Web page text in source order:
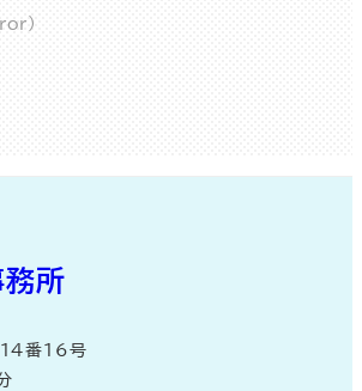
れ
所
14番16号